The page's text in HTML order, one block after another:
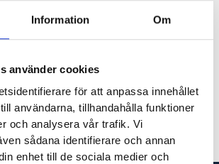
Information Om
använder cookies
för att anpassa innehållet
användarna, tillhandahålla funktioner
och analysera vår trafik. Vi
sådana identifierare och annan
enhet till de sociala medier och